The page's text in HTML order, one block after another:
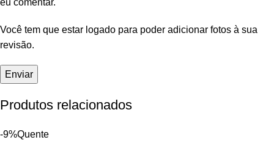
Você tem que estar logado para poder adicionar fotos à sua
revisão.
Produtos relacionados
-9%Quente